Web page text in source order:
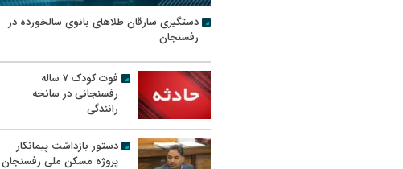
دستگیری سارقان طلاهای بانوی سالخورده در
رفسنجان
فوت کودک ۷ ساله
رفسنجانی در سانحه
رانندگی
دستور بازداشت پیمانکار
پروژه مسکن ملی رفسنجان